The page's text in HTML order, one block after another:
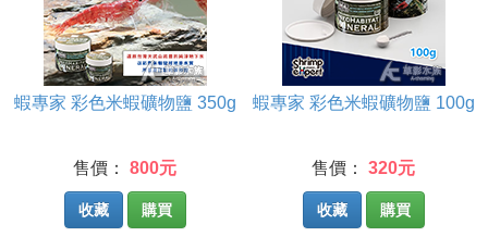
蝦專家 彩色米蝦礦物鹽 350g
售價： 800元
收藏 購買
蝦專家 彩色米蝦礦物鹽 100g
售價： 320元
收藏 購買